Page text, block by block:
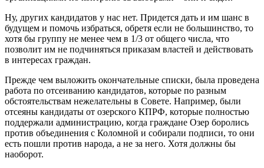
Ну, других кандидатов у нас нет. Придется дать и им шанс в
будущем и помочь избраться, обретя если не большинство, то
хотя бы группу не менее чем в 1/3 от общего числа, что
позволит им не подчиняться приказам властей и действовать
в интересах граждан.
Прежде чем выложить окончательные списки, была проведена
работа по отсеиванию кандидатов, которые по разным
обстоятельствам нежелательны в Совете. Например, были
отсеяны кандидаты от озерского КПРФ, которые полностью
поддержали администрацию, когда граждане Озер боролись
против объединения с Коломной и собирали подписи, то они
есть пошли против народа, а не за него. Хотя должны бы
наоборот.